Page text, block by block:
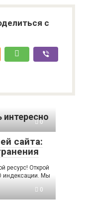
с
0
сайта:
ресурс! Открой
индексации. Мы
0